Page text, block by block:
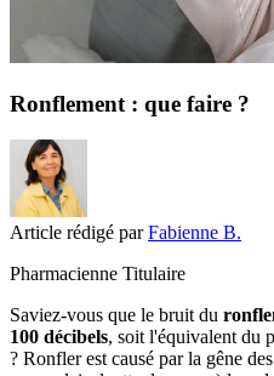
Ronflement : que faire ?
Article rédigé parFabienne B.
Pharmacienne Titulaire
Saviez-vous que le bruit du
100 décibels, soit l'équivalent du
? Ronfler est causé par la gêne